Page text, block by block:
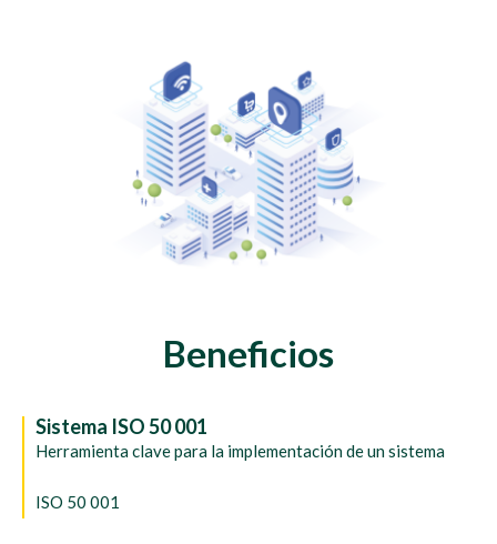
Beneficios
Sistema ISO 50 001
Herramienta clave para la implementación de un sistema
ISO 50 001